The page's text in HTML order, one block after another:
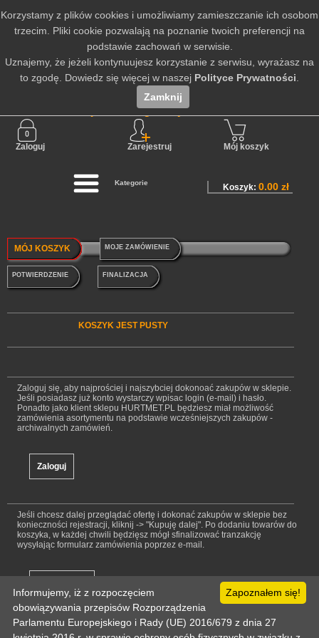
Nie jesteś zalogowany
Zaloguj Zarejestruj Mój koszyk
Kategorie
MÓJ KOSZYK MOJE ZAMÓWIENIE
POTWIERDZENIE FINALIZACJA
KOSZYK JEST PUSTY
Zaloguj się, aby najprościej i najszybciej dokonoać zakupów w sklepie.
Jeśli posiadasz już konto wystarczy wpisac login (e-mail) i hasło.
Ponadto jako klient sklepu HURTMET.PL będziesz miał możliwość
zamówienia asortymentu na podstawie wcześniejszych zakupów -
archiwalnych zamówień.
Jeśli chcesz dalej przeglądać ofertę i dokonać zakupów w sklepie bez
konieczności rejestracji, kliknij -> "Kupuję dalej". Po dodaniu towarów do
koszyka, w każdej chwili będzięsz mógł sfinalizować tranzakcję
wysyłając formularz zamówienia poprzez e-mail.
Koszyk:0.00 zł
Zapoznałem się!
Informujemy, iż z rozpoczęciem
obowiązywania przepisów Rozporządzenia
Parlamentu Europejskiego i Rady (UE) 2016/679 z dnia 27
Korzystamy z plików cookies i umożliwiamy zamieszczanie ich osobom
trzecim. Pliki cookie pozwalają na poznanie twoich preferencji na
podstawie zachowań w serwisie.
Uznajemy, że jeżeli kontynuujesz korzystanie z serwisu, wyrażasz na
to zgodę. Dowiedz się więcej w naszej Polityce Prywatności
Zamknij